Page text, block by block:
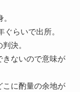
らいで出所。
決。
きないので意味が
こに酌量の余地が